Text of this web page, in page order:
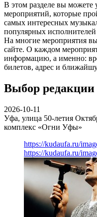
В этом разделе вы можете
мероприятий, которые
самых интересных
популярных
На многие мероприятия
сайте. О каждом
информацию, а именно:
билетов, адрес и
Выбор редакции
2026-10-11
Уфа, улица 50-летия
комплекс «Огни Уфы»
https://kudaufa.ru/
https://kudaufa.ru/